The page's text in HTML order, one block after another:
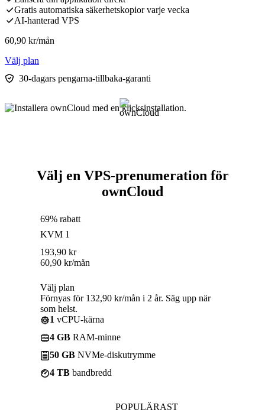
Gratis automatiska säkerhetskopior varje vecka
AI-hanterad VPS
60,90 kr/mån
Välj plan
30-dagars pengarna-tillbaka-garanti
Välj en VPS-prenumeration för
ownCloud
69% rabatt
KVM 1
193,90 kr
60,90 kr/mån
Välj plan
Förnyas för 132,90 kr/mån i 2 år. Säg upp när
som helst.
1 vCPU-kärna
4 GB RAM-minne
50 GB NVMe-diskutrymme
4 TB bandbredd
POPULÄRAST